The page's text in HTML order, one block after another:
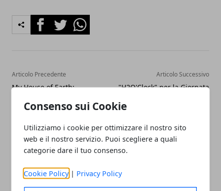
Consenso sui Cookie
Utilizziamo i cookie per ottimizzare il nostro sito
web e il nostro servizio. Puoi scegliere a quali
categorie dare il tuo consenso.
Cookie Policy | Privacy Policy
FacebookTwitterWhatsapp
Articolo Precedente
My House of Earth;
Building
Articolo Successivo
"H2O'Clock" per la Giornata
Redazione